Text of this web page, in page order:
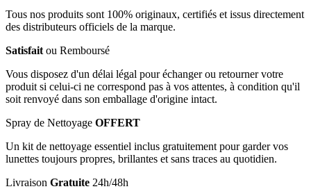
Tous nos produits sont 100% originaux, certifiés et issus directement
des distributeurs officiels de la marque.
Satisfait ou Remboursé
Vous disposez d'un délai légal pour échanger ou retourner votre
produit si celui-ci ne correspond pas à vos attentes, à condition qu'il
soit renvoyé dans son emballage d'origine intact.
Spray de Nettoyage OFFERT
Un kit de nettoyage essentiel inclus gratuitement pour garder vos
lunettes toujours propres, brillantes et sans traces au quotidien.
Livraison Gratuite 24h/48h